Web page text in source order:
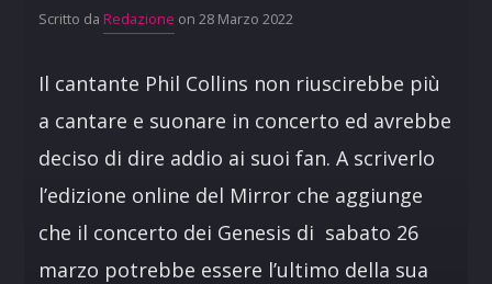
Scritto da Redazione on 28 Marzo 2022
Il cantante Phil Collins non riuscirebbe più
a cantare e suonare in concerto ed avrebbe
deciso di dire addio ai suoi fan. A scriverlo
l’edizione online del Mirror che aggiunge
che il concerto dei Genesis di sabato 26
marzo potrebbe essere l’ultimo della sua